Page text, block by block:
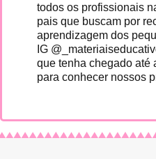
todos os profissionais
pais que buscam por
aprendizagem dos
IG
que tenha chegado até
para conhecer nossos